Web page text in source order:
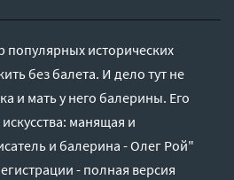
популярных исторических
без балета. И дело тут не
и мать у него балерины. Его
манящая и
и балерина - Олег Рой"
- полная версия